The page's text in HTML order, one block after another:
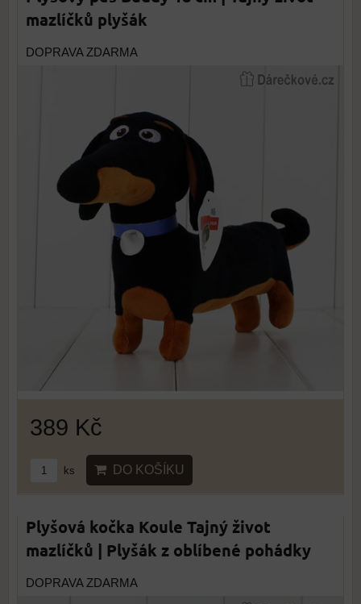
mazlíčků plyšák
DOPRAVA ZDARMA
389 Kč
ks DO KOŠÍKU
Plyšová kočka Koule Tajný život
mazlíčků | Plyšák z oblíbené pohádky
DOPRAVA ZDARMA